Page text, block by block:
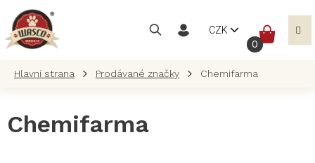
obsah
CZK
Prodávané značky Chemifarma
Chemifarma